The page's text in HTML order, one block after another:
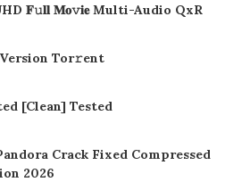
𝐅𝚞𝐥𝐥 𝐌𝐨𝚟𝐢𝐞 Multi-Audio QxR
Tor𝚛ent
[Clean] Tested
Crack Fixed Compressed
2026